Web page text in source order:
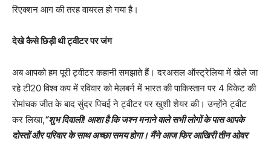
रिएक्शन आग की तरह वायरल हो गया है।
देखे कैसे छिड़ी थी ट्वीटर पर जंग
अब आपको हम पूरी ट्वीटर कहानी समझाते हैं। दरअसल ऑस्ट्रेलिया में खेले जा
रहे टी20 विश्व कप में रविवार को मेलबर्न में भारत की पाकिस्तान पर 4 विकेट की
रोमांचक जीत के बाद सुंदर पिचई ने ट्वीटर पर खुशी शेयर की। उन्होंने ट्वीट
कर लिखा,“शुभ दिवाली! आशा है कि जश्न मनाने वाले सभी लोगों के पास आपके
दोस्तों और परिवार के साथ अच्छा समय होगा। मैंने आज फिर आखिरी तीन ओवर